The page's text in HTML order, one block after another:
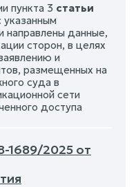
пункта 3 статьи
направлены данные,
сторон, в целях
и
размещенных на
суда в
сети
доступа
1689/2025 от